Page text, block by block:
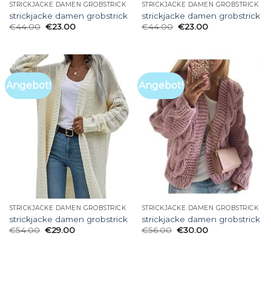
STRICKJACKE DAMEN GROBSTRICK
strickjacke damen grobstrick
€44.00 €23.00
STRICKJACKE DAMEN GROBSTRICK
strickjacke damen grobstrick
€44.00 €23.00
Angebot!
STRICKJACKE DAMEN GROBSTRICK
strickjacke damen grobstrick
€54.00 €29.00
Angebot!
STRICKJACKE DAMEN GROBSTRICK
strickjacke damen grobstrick
€56.00 €30.00